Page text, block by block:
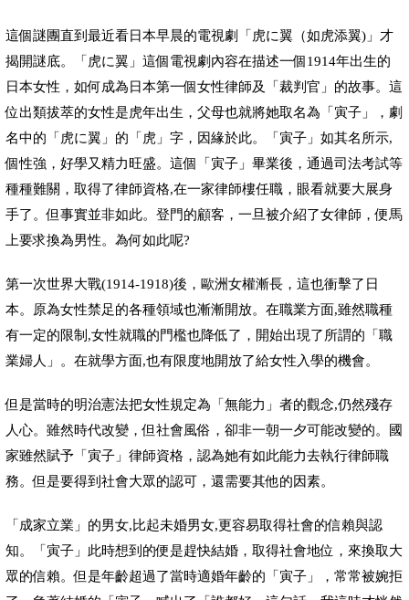
這個謎團直到最近看日本早晨的電視劇「虎に翼（如虎添翼) 」才
揭開謎底。「虎に翼」這個電視劇 內容在描述一個 1914年出生的
日本女性，如何成為日本第一個女性律師及「裁判官」的故事。這
位出類拔萃的女性是虎年出生，父母也就將她取名為「寅子」，劇
名中的「虎に翼」的「虎」字，因緣於此。
「寅子」如其名所示,
個性強，好學又精力旺盛。這個「寅子」畢業後，通過司法考試等
種種難關，取得了律師資格,在一家律師樓任職，眼看就要大展身
手了。但事實並非如此。登門的顧客，一旦被介紹了女律師，便馬
上要求換為男性。為何如此呢?
第一次世界大戰(1914-1918)後，歐洲女權漸長，這也衝擊了日
本。原為女性禁足的各種領域也漸漸開放。在職業方面,雖然職種
有一定的限制 ,女性就職的門檻也降低了，開始出現了所謂的「職
業婦人」。在就學方面,也有限度地開放了給女性入學的機會。
但是當時的明治憲法把女性規定為「無能力」者的觀念,仍然殘存
人心。雖然時代改變，但社會風俗，卻非一朝一夕可能改變的。國
家雖然賦予「寅子」律師資格，認為她有如此能力去執行律師職
務。但是要得到社會大眾的認可，還需要其他的因素。
「成家立業」的男女,比起未婚男女,更容易取得社會的信賴與認
知。「寅子」此時想到的便是趕快結婚，取得社會地位，來換取大
眾的信賴。但是年齡超過了當時適婚年齡的「寅子」，常常被婉拒